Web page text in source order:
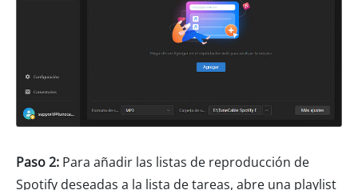
Paso 2: Para añadir las listas de reproducción de
Spotify deseadas a la lista de tareas, abre una playlist